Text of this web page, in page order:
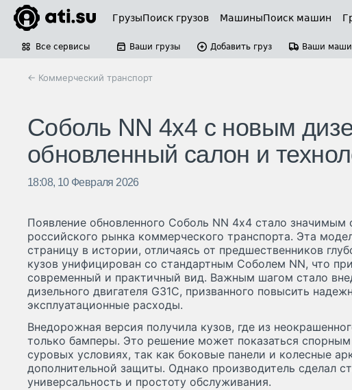
ГрузыПоиск грузов МашиныПоиск машин
Все сервисы Ваши грузы Добавить груз Ваши
← Коммерческий транспорт
Соболь NN 4х4 с новым
обновленный салон и
18:08, 10 Февраля 2026
Появление обновленного Соболь NN 4х4 стало значимым
российского рынка коммерческого транспорта. Эта
страницу в истории, отличаясь от предшественников
кузов унифицирован со стандартным Соболем NN, что
современный и практичный вид. Важным шагом стало
дизельного двигателя G31С, призванного повысить
эксплуатационные расходы.
Внедорожная версия получила кузов, где из
только бамперы. Это решение может показаться спорным
суровых условиях, так как боковые панели и колесные
дополнительной защиты. Однако производитель сделал
универсальность и простоту обслуживания.